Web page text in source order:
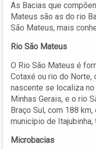
As Bacias que
Mateus são as do rio
São Mateus, mais
Rio São Mateus
O Rio São Mateus é
Cotaxé ou rio do Norte,
nascente se localiza
Minhas Gerais, e o rio
Braço Sul, com 188
município de
Microbacias